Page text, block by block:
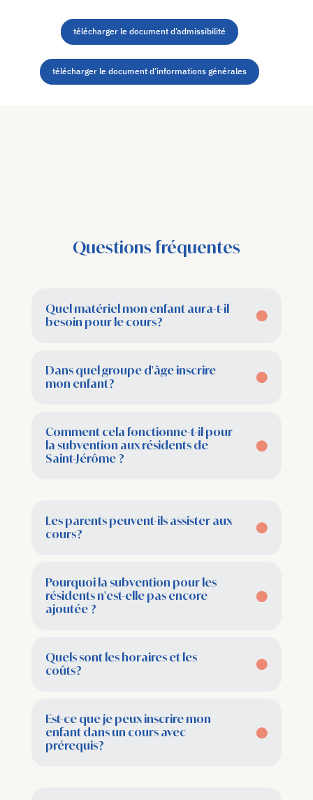
télécharger le document d’admissibilité
télécharger le document d’informations générales
Questions fréquentes
Quel matériel mon enfant aura-t-il
besoin pour le cours?
Dans quel groupe d'âge inscrire
mon enfant?
Comment cela fonctionne-t-il pour
la subvention aux résidents de
Saint-Jérôme ?
Les parents peuvent-ils assister aux
cours?
Pourquoi la subvention pour les
résidents n'est-elle pas encore
ajoutée ?
Quels sont les horaires et les
coûts?
Est-ce que je peux inscrire mon
enfant dans un cours avec
prérequis?